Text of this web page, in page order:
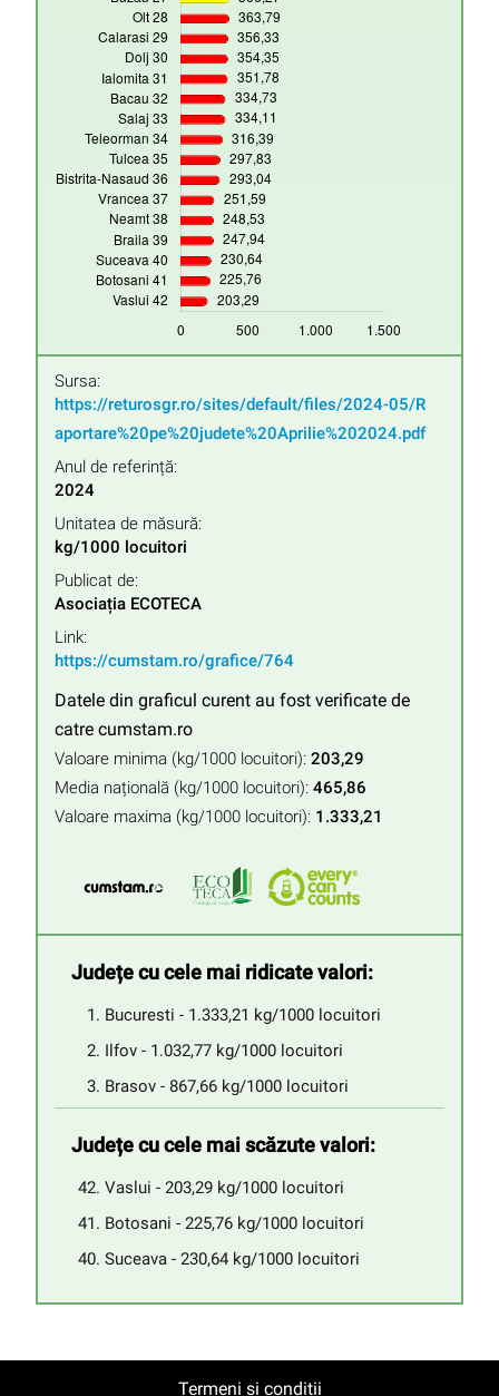
Sursa:
https://returosgr.ro/sites/default/files/2024-05/R
aportare%20pe%20judete%20Aprilie%202024.pdf
Anul de referință:
2024
Unitatea de măsură:
kg/1000 locuitori
Publicat de:
Asociația ECOTECA
Link:
https://cumstam.ro/grafice/764
Datele din graficul curent au fost verificate de
catre cumstam.ro
Valoare minima (kg/1000 locuitori): 203,29
Media națională (kg/1000 locuitori): 465,86
Valoare maxima (kg/1000 locuitori): 1.333,21
Județe cu cele mai ridicate valori:
Bucuresti - 1.333,21 kg/1000 locuitori
Ilfov - 1.032,77 kg/1000 locuitori
Brasov - 867,66 kg/1000 locuitori
Județe cu cele mai scăzute valori:
Vaslui - 203,29 kg/1000 locuitori
Botosani - 225,76 kg/1000 locuitori
Suceava - 230,64 kg/1000 locuitori
Termeni și condiții